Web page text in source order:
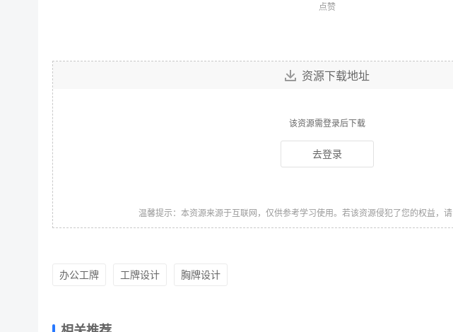
点赞
资源下载地址
该资源需登录后下载
去登录
温馨提示：本资源来源于互联网，仅供参考学习使用。若该资源侵犯了您的权益，请
办公工牌 工牌设计 胸牌设计